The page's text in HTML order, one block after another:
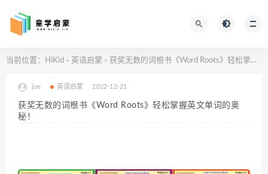
当前位置： HiKid > 英语启蒙 > 获奖无数的词根书《Word Roots》轻松掌握英文单词的奥秘！
joe 英语启蒙 2022-12-21
获奖无数的词根书《Word Roots》轻松掌握英文单词的奥
秘！